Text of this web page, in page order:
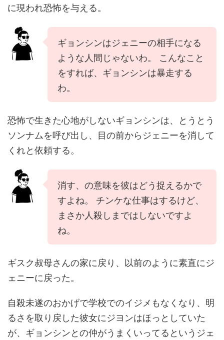
に現われ恐怖を与える。
ギョンシンはジェニーの相手になる
ような人間じゃないわ。 こんなこと
をすれば、ギョンシンは暴走する
わ。
恐怖で生きた心地がしないギョンシンは、とうとう
ソンナムを呼び出し、目の前からジェニーを消して
くれと依頼する。
消す、の意味を彼はどう捉えるかで
すよね。 チンケな仕事はするけど、
まさか人殺しまではしないですよ
ね。
ギスク叔母さんの家に戻り、以前のように素直にジ
ェニーに戻った。
自殺未遂のおかげで学校でのイジメもなくなり、明
るさを取り戻した彼女にジヨンはほっとしていた
が、ギョンシンとの仲がうまくいってるというジェ